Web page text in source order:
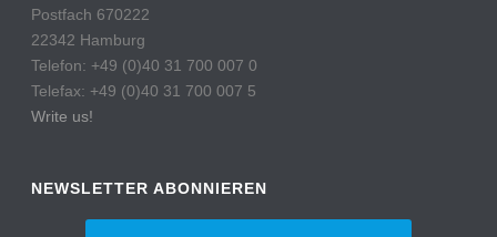
Postfach 670222
22342 Hamburg
Telefon: +49 (0)40 31 700 007 0
Telefax: +49 (0)40 31 700 007 5
Write us!
NEWSLETTER ABONNIEREN